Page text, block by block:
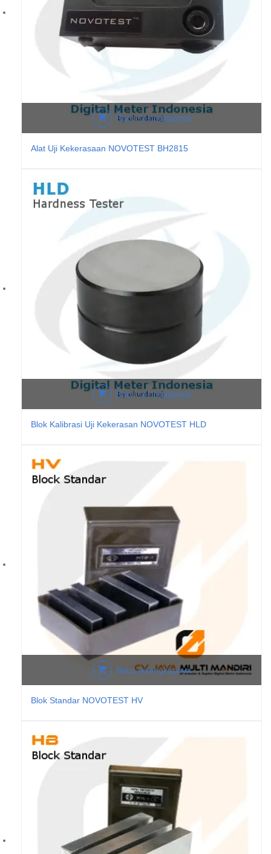
Baca selengkapnya
Alat Uji Kekerasaan NOVOTEST BH2815
Baca selengkapnya
Blok Kalibrasi Uji Kekerasan NOVOTEST HLD
Baca selengkapnya
Blok Standar NOVOTEST HV